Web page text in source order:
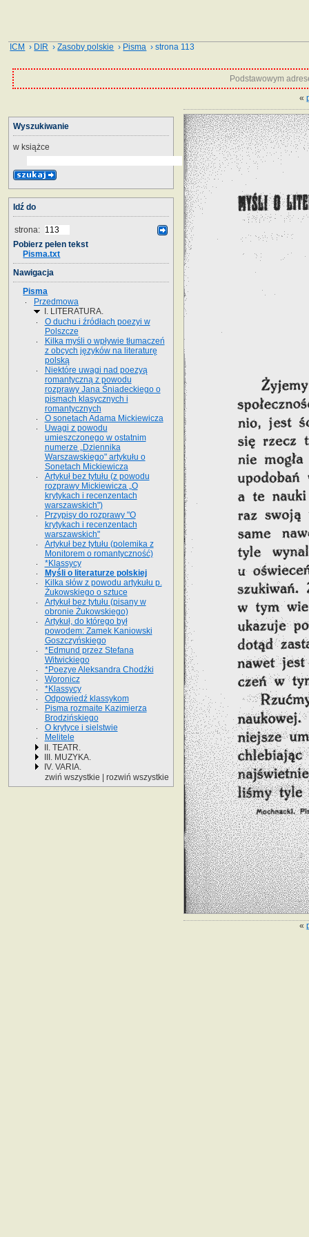
ICM › DIR ›Zasoby polskie › Pisma › strona 113
Podstawowym
«
«
Wyszukiwanie
w książce
Idź do
strona:
Pobierz pełen tekst
Pisma.txt
Nawigacja
Pisma
Przedmowa
I. LITERATURA.
O duchu i źródłach poezyi w
Polszcze
Kilka myśli o wpływie tłumaczeń
z obcych języków na literaturę
polską
Niektóre uwagi nad poezyą
romantyczną z powodu
rozprawy Jana Śniadeckiego o
pismach klasycznych i
romantycznych
O sonetach Adama Mickiewicza
Uwagi z powodu
umieszczonego w ostatnim
numerze „Dziennika
Warszawskiego" artykułu o
Sonetach Mickiewicza
Artykuł bez tytułu (z powodu
rozprawy Mickiewicza „O
krytykach i recenzentach
warszawskich")
Przypisy do rozprawy "O
krytykach i recenzentach
warszawskich"
Artykuł bez tytułu (polemika z
Monitorem o romantyczność)
*Klassycy
Myśli o literaturze polskiej
Kilka słów z powodu artykułu p.
Żukowskiego o sztuce
Artykuł bez tytułu (pisany w
obronie Żukowskiego)
Artykuł, do którego był
powodem: Zamek Kaniowski
Goszczyńskiego
*Edmund przez Stefana
Witwickiego
*Poezye Aleksandra Chodźki
Woronicz
*Klassycy
Odpowiedź klassykom
Pisma rozmaite Kazimierza
Brodzińskiego
O krytyce i sielstwie
Melitele
II. TEATR.
III. MUZYKA.
IV. VARIA.
zwiń wszystkie
rozwiń wszystkie